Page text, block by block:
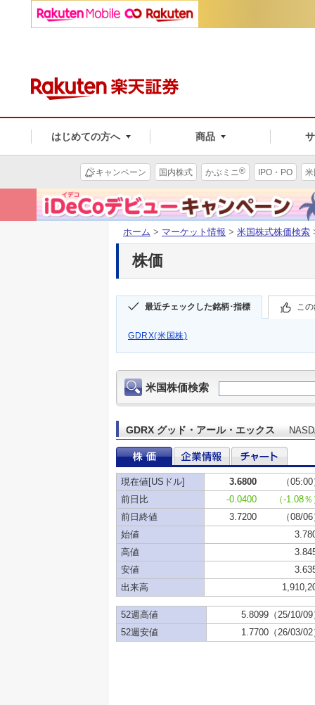
はじめての方へ 商品
キャンペーン 国内株式 かぶミニ® IPO・PO
ホーム > マーケット情報 > 米国株式株価検索
株価
最近チェックした銘柄･指標 こ
GDRX(米国株)